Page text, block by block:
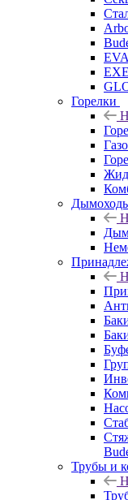
EVA
Горелки
Трубы и